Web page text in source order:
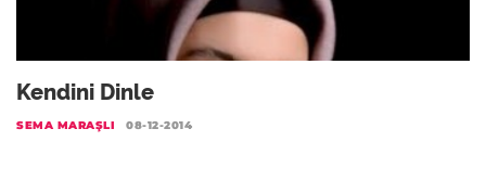
Kendini Dinle
SEMA MARAŞLI 08-12-2014